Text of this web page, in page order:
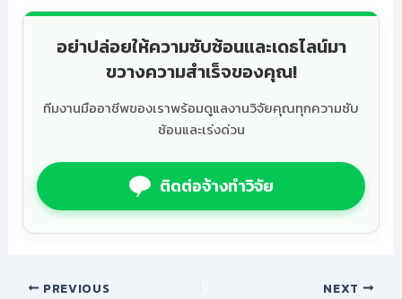
อย่าปล่อยให้ความซับซ้อนและเดธไลน์มา
ขวางความสำเร็จของคุณ!
ทีมงานมืออาชีพของเราพร้อมดูแลงานวิจัยคุณทุกความซับ
ซ้อนและเร่งด่วน
ติดต่อจ้างทำวิจัย
PREVIOUS NEXT